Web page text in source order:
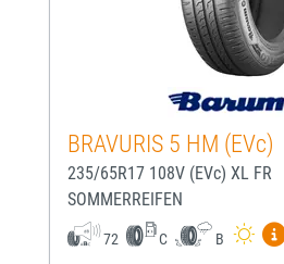
BRAVURIS 5 HM (EVc)
235/65R17 108V (EVc) XL FR
SOMMERREIFEN
72 C B